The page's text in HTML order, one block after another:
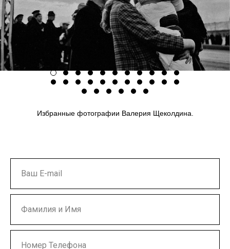
Избранные фотографии Валерия Щеколдина.